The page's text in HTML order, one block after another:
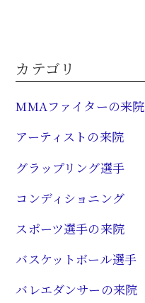
カテゴリ
MMAファイターの来院
アーティストの来院
グラップリング選手
コンディショニング
スポーツ選手の来院
バスケットボール選手
バレエダンサーの来院